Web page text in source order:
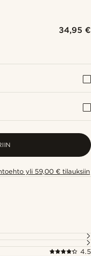
34,95 €
yli 59,00 € tilauksiin
4.5